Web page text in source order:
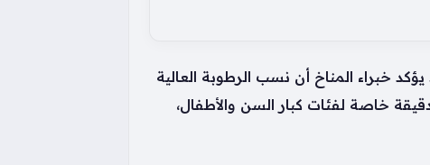
خبراء المناخ أن نسب الرطوبة العالية
خاصة لفئات كبار السن والأطفال،